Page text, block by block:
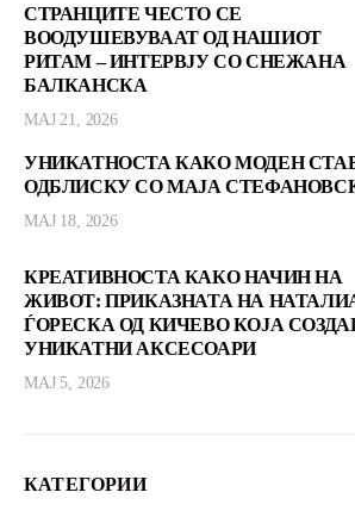
СТРАНЦИТЕ ЧЕСТО СЕ
ВООДУШЕВУВААТ ОД НАШИОТ
РИТАМ – ИНТЕРВЈУ СО СНЕЖАНА
БАЛКАНСКА
МАЈ 21, 2026
УНИКАТНОСТА КАКО МОДЕН
ОДБЛИСКУ СО МАЈА
МАЈ 18, 2026
КРЕАТИВНОСТА КАКО НАЧИН НА
ЖИВОТ: ПРИКАЗНАТА НА
ЃОРЕСКА ОД КИЧЕВО КОЈА
УНИКАТНИ АКСЕСОАРИ
МАЈ 5, 2026
КАТЕГОРИИ